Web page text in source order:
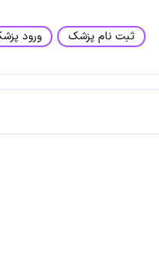
ثبت نام پزشک ورود